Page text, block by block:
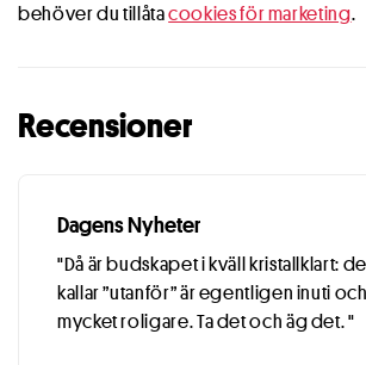
behöver du tillåtacookies för marketing.
Recensioner
Dagens Nyheter
"Då är budskapet i kväll kristallklart:
kallar ”utanför” är egentligen inuti
mycket roligare. Ta det och äg det. "